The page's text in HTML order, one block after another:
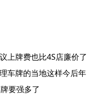
上牌费也比4S店廉价了
车牌的当地这样今后年
要强多了